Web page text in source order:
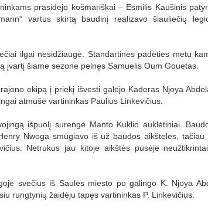
prasidėjo košmariškai – Esmilis Kaušinis
vartus skirtą baudinį realizavo šiauliečių
ilgai nesidžiaugė. Standartinės padėties metu
įvartį šiame sezone pelnęs Samuelis Oum Gouetas.
ekipą į priekį išvesti galėjo Kaderas Njoya
atmušė vartininkas Paulius Linkevičius.
išpuolį surengė Manto Kuklio auklėtiniai.
Nwoga smūgiavo iš už baudos aikštelės, tačiau
Netrukus jau kitoje aikštės pusėje
svečius iš Saulės miesto po galingo K. Njoya
rungtynių žaidėju tapęs vartininkas P. Linkevičius.